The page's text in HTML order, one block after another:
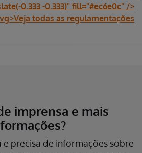
0.333 -0.333)" fill="#ec6e0c" />
todas as regulamentações
imprensa e mais
e precisa de informações sobre